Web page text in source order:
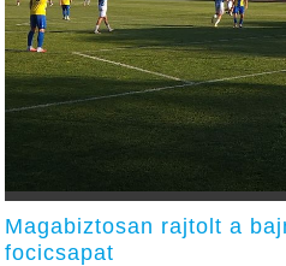
Magabiztosan rajtolt a
focicsapat